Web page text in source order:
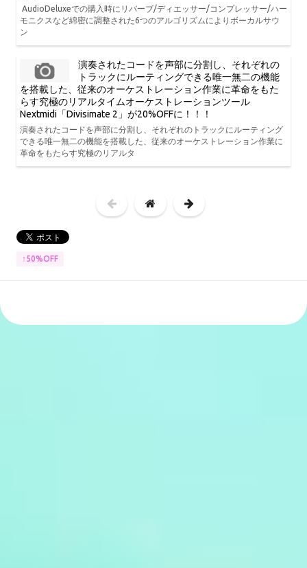
AudioDeluxeでの購入時にリバーブ/ディエッサー/コンプレッサー/ハー
モニクスなど綿密に調整された6つのアルゴリズムによりボーカルサウ
ン
演奏されたコードを声部に分割し、それぞれの
トラックにルーティングできる唯一無二の機能
を搭載した、従来のオーケストレーション作業に革命をもた
らす究極のリアルタイムオーケストレーションツール
Nextmidi「Divisimate 2」が20%OFFに！！！
演奏されたコードを声部に分割し、それぞれのトラックにルーティング
できる唯一無二の機能を搭載した、従来のオーケストレーション作業に
革命をもたらす究極のリアルタ
↑50%OFF